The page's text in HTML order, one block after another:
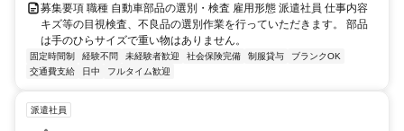
募集要項 職種 自動車部品の選別・検査 雇用形態 派遣社員 仕事内容
キズ等の目視検査、不良品の選別作業を行っていただきます。 部品
は手のひらサイズで重い物はありません。
固定時間制 経験不問 未経験者歓迎 社会保険完備 制服貸与
ブランクOK
交通費支給
日中 フルタイム歓迎
派遣社員